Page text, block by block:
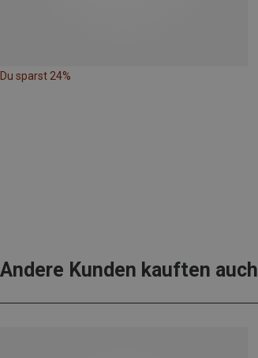
Du sparst 24%
Andere Kunden kauften auch